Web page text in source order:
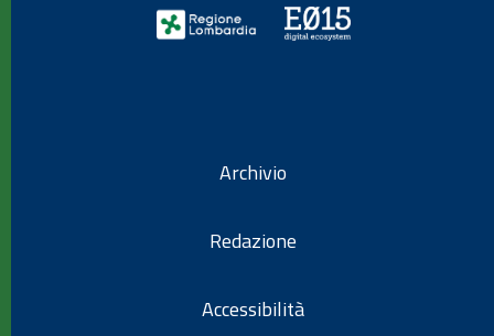
Archivio
Redazione
Accessibilità